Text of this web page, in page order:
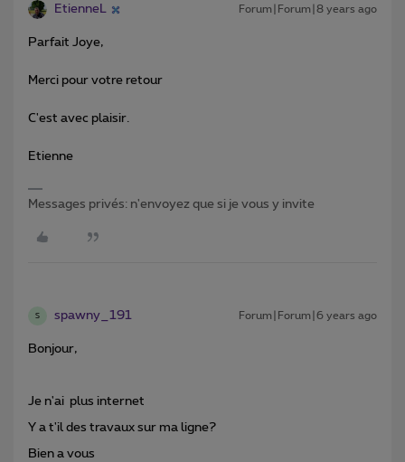
EtienneL Forum|Forum|8 years ago
Parfait Joye,
Merci pour votre retour
C'est avec plaisir.
Etienne
Messages privés: n'envoyez que si je vous y invite
S spawny_191 Forum|Forum|6 years ago
Bonjour,
Je n'ai plus internet
Y a t'il des travaux sur ma ligne?
Bien a vous